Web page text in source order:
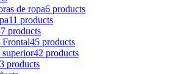
de ropa6 products
11 products
products
Frontal45 products
superior42 products
products